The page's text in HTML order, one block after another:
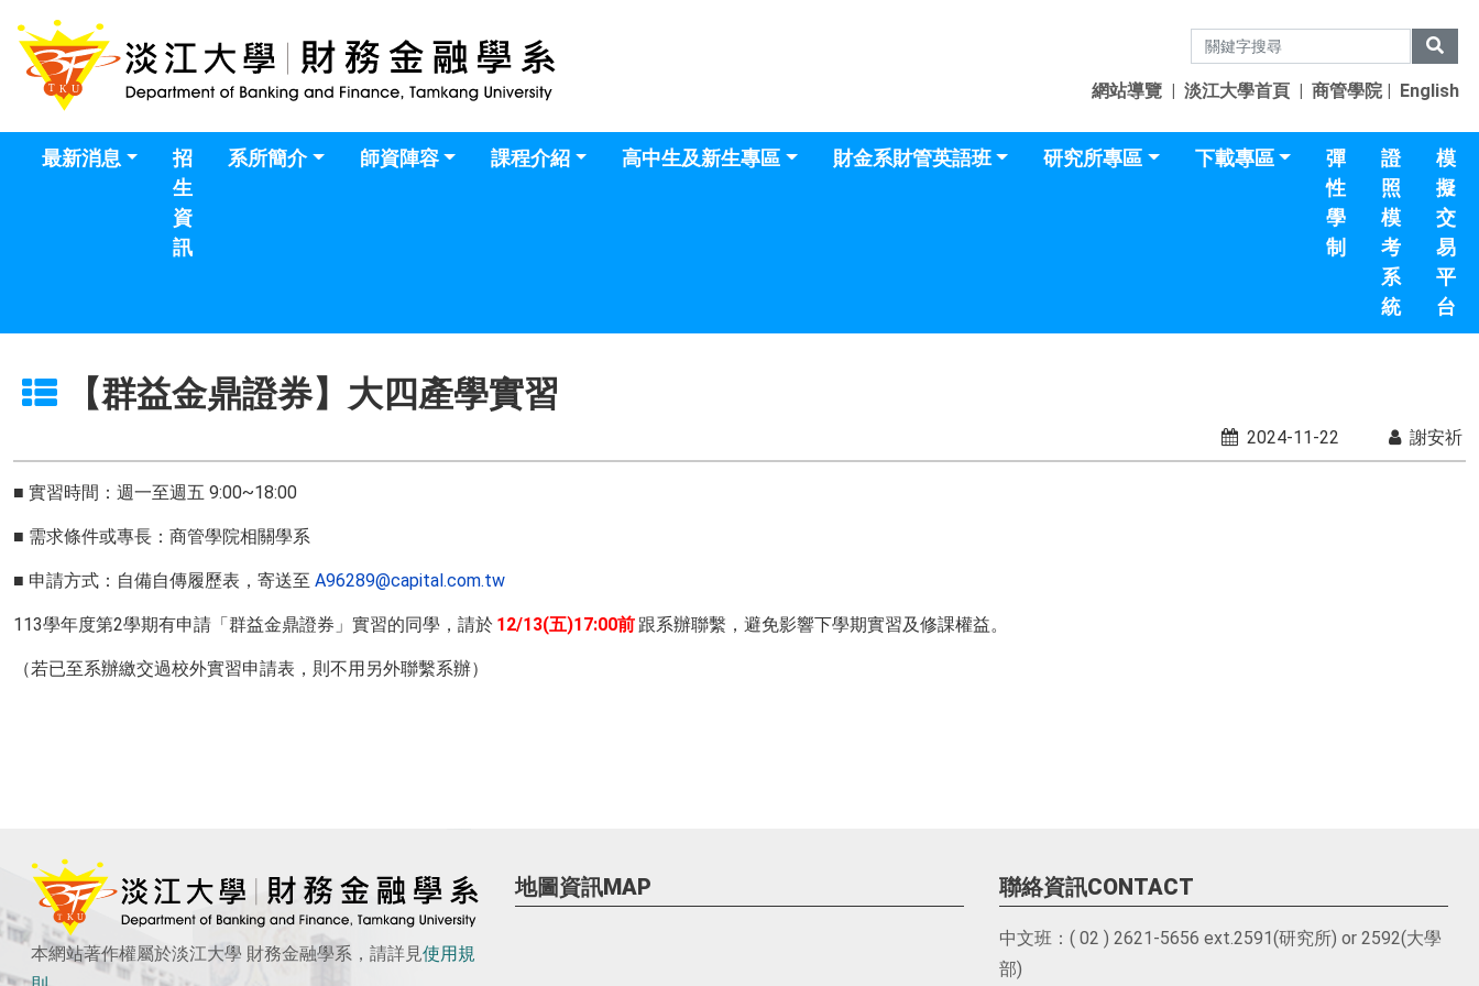
網站導覽 | 淡江大學首頁 | 商管學院| English
最新消息
招
生
資
訊
系所簡介 師資陣容 課程介紹 高中生及新生專區 財金系財管英語班 研究所專區 下載專區
彈
性
學
制
證
照
模
考
系
統
模
擬
交
易
平
台
【群益金鼎證券】大四產學實習
2024-11-22 謝安祈
■ 實習時間：週一至週五 9:00~18:00
■ 需求條件或專長：商管學院相關學系
■ 申請方式：自備自傳履歷表，寄送至 A96289@capital.com.tw
113學年度第2學期有申請「群益金鼎證券」實習的同學，請於 12/13(五)17:00前 跟系辦聯繫，避免影響下學期實習及修課權益。
（若已至系辦繳交過校外實習申請表，則不用另外聯繫系辦）
本網站著作權屬於淡江大學 財務金融學系，請詳見使用規
地圖資訊MAP 聯絡資訊CONTACT
中文班：( 02 ) 2621-5656 ext.2591(研究所) or 2592(大學
部)